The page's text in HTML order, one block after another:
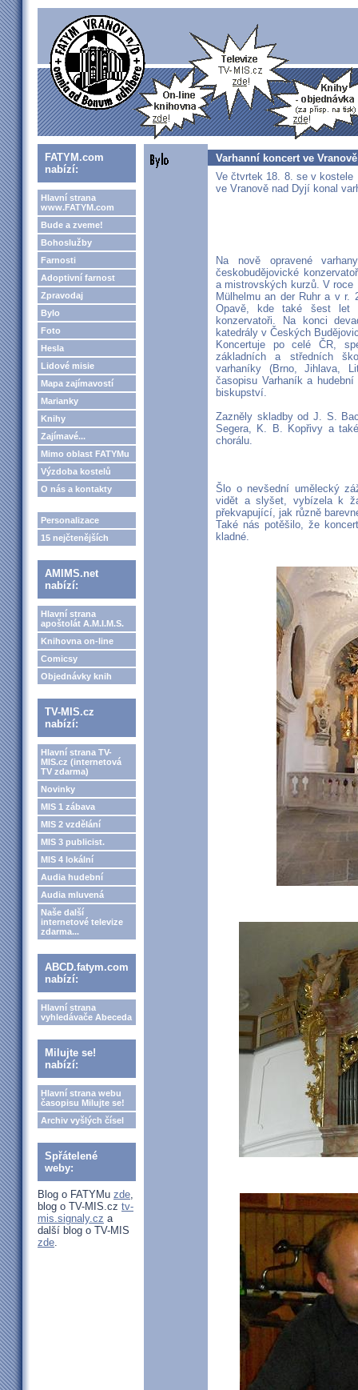
FATYM.com
nabízí:
Hlavní strana
www.FATYM.com
Bude a zveme!
Bohoslužby
Farnosti
Adoptivní farnost
Zpravodaj
Bylo
Foto
Hesla
Lidové misie
Mapa zajímavostí
Marianky
Knihy
Zajímavé...
Mimo oblast FATYMu
Výzdoba kostelů
O nás a kontakty
Personalizace
15 nejčtenějších
AMIMS.net
nabízí:
Hlavní strana
apoštolát A.M.I.M.S.
Knihovna on-line
Comicsy
Objednávky knih
TV-MIS.cz
nabízí:
Hlavní strana TV-
MIS.cz (internetová
TV zdarma)
Novinky
MIS 1 zábava
MIS 2 vzdělání
MIS 3 publicist.
MIS 4 lokální
Audia hudební
Audia mluvená
Naše další
internetové televize
zdarma...
ABCD.fatym.com
nabízí:
Hlavní strana
vyhledávače Abeceda
Milujte se!
nabízí:
Hlavní strana webu
časopisu Milujte se!
Archiv vyšlých čísel
Spřátelené
weby:
Blog o FATYMu zde,
blog o TV-MIS.cz tv-
mis.signaly.cz a
další blog o TV-MIS
zde.
Varhanní koncert ve
Ve čtvrtek 18. 8. se v kostele
ve Vranově nad Dyjí konal
Na nově opravené
českobudějovické
a mistrovských kurzů. V roce
Mülhelmu an der Ruhr a v
Opavě, kde také šest let
konzervatoři. Na konci
katedrály v Českých
Koncertuje po celé ČR,
základních a středních
varhaníky (Brno, Jihlava,
časopisu Varhaník a
biskupství.
Zazněly skladby od J. S.
Segera, K. B. Kopřivy a
chorálu.
Šlo o nevšední umělecký
vidět a slyšet, vybízela k
překvapující, jak různě
Také nás potěšilo, že
kladné.